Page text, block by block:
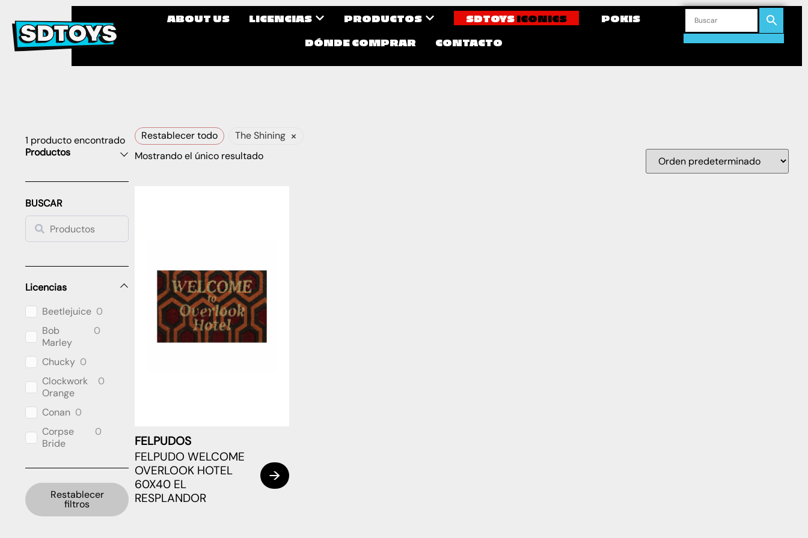
ABOUT US LICENCIAS PRODUCTOS SDTOYS ICONICS
POKIS
DÓNDE COMPRAR
CONTACTO
1 producto encontrado
Productos
BUSCAR
Licencias
Beetlejuice 0
Bob
Marley
0
Chucky 0
Clockwork
Orange
0
Conan 0
Corpse
Bride
0
DC
Universe
5
Restablecer
filtros
Restablecer todo The Shining ×
Mostrando el único resultado
FELPUDOS
FELPUDO WELCOME
OVERLOOK HOTEL
60X40 EL
RESPLANDOR